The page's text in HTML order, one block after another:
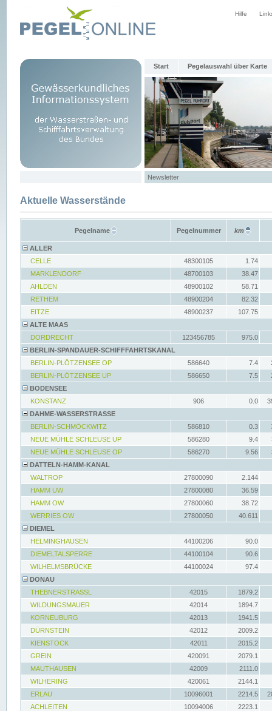
Hilfe
Start Pegelauswahl über Karte
Newsletter
Aktuelle Wasserstände
Pegelname Pegelnummer km
ALLER
CELLE
48300105
1.74
MARKLENDORF
48700103
38.47
AHLDEN
48900102
58.71
RETHEM
48900204
82.32
EITZE
48900237
107.75
ALTE MAAS
DORDRECHT
123456785
975.0
BERLIN-SPANDAUER-SCHIFFFAHRTSKANAL
BERLIN-PLÖTZENSEE OP
586640 7.4
BERLIN-PLÖTZENSEE UP
586650 7.5
BODENSEE
KONSTANZ
906 0.0
DAHME-WASSERSTRASSE
BERLIN-SCHMÖCKWITZ
586810 0.3
NEUE MÜHLE SCHLEUSE UP
586280 9.4
NEUE MÜHLE SCHLEUSE OP
586270 9.56
DATTELN-HAMM-KANAL
WALTROP
27800090
2.144
HAMM UW
27800080
36.59
HAMM OW
27800060
38.72
WERRIES OW
27800050
40.611
DIEMEL
HELMINGHAUSEN
44100206
90.0
DIEMELTALSPERRE
44100104
90.6
WILHELMSBRÜCKE
44100024
97.4
DONAU
THEBNERSTRASSL
42015
1879.2
WILDUNGSMAUER
42014
1894.7
KORNEUBURG
42013
1941.5
DÜRNSTEIN
42012
2009.2
KIENSTOCK
42011
2015.2
GREIN
420091
2079.1
MAUTHAUSEN
42009
2111.0
WILHERING
420061
2144.1
ERLAU
10096001 2214.5
ACHLEITEN
10094006
2223.1